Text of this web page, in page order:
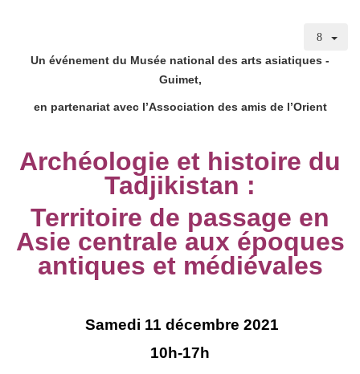
Un événement du Musée national des arts asiatiques -
Guimet,
en partenariat avec l’Association des amis de l’Orient
Archéologie et histoire du
Tadjikistan :
Territoire de passage en
Asie centrale aux époques
antiques et médiévales
Samedi 11 décembre 2021
10h-17h